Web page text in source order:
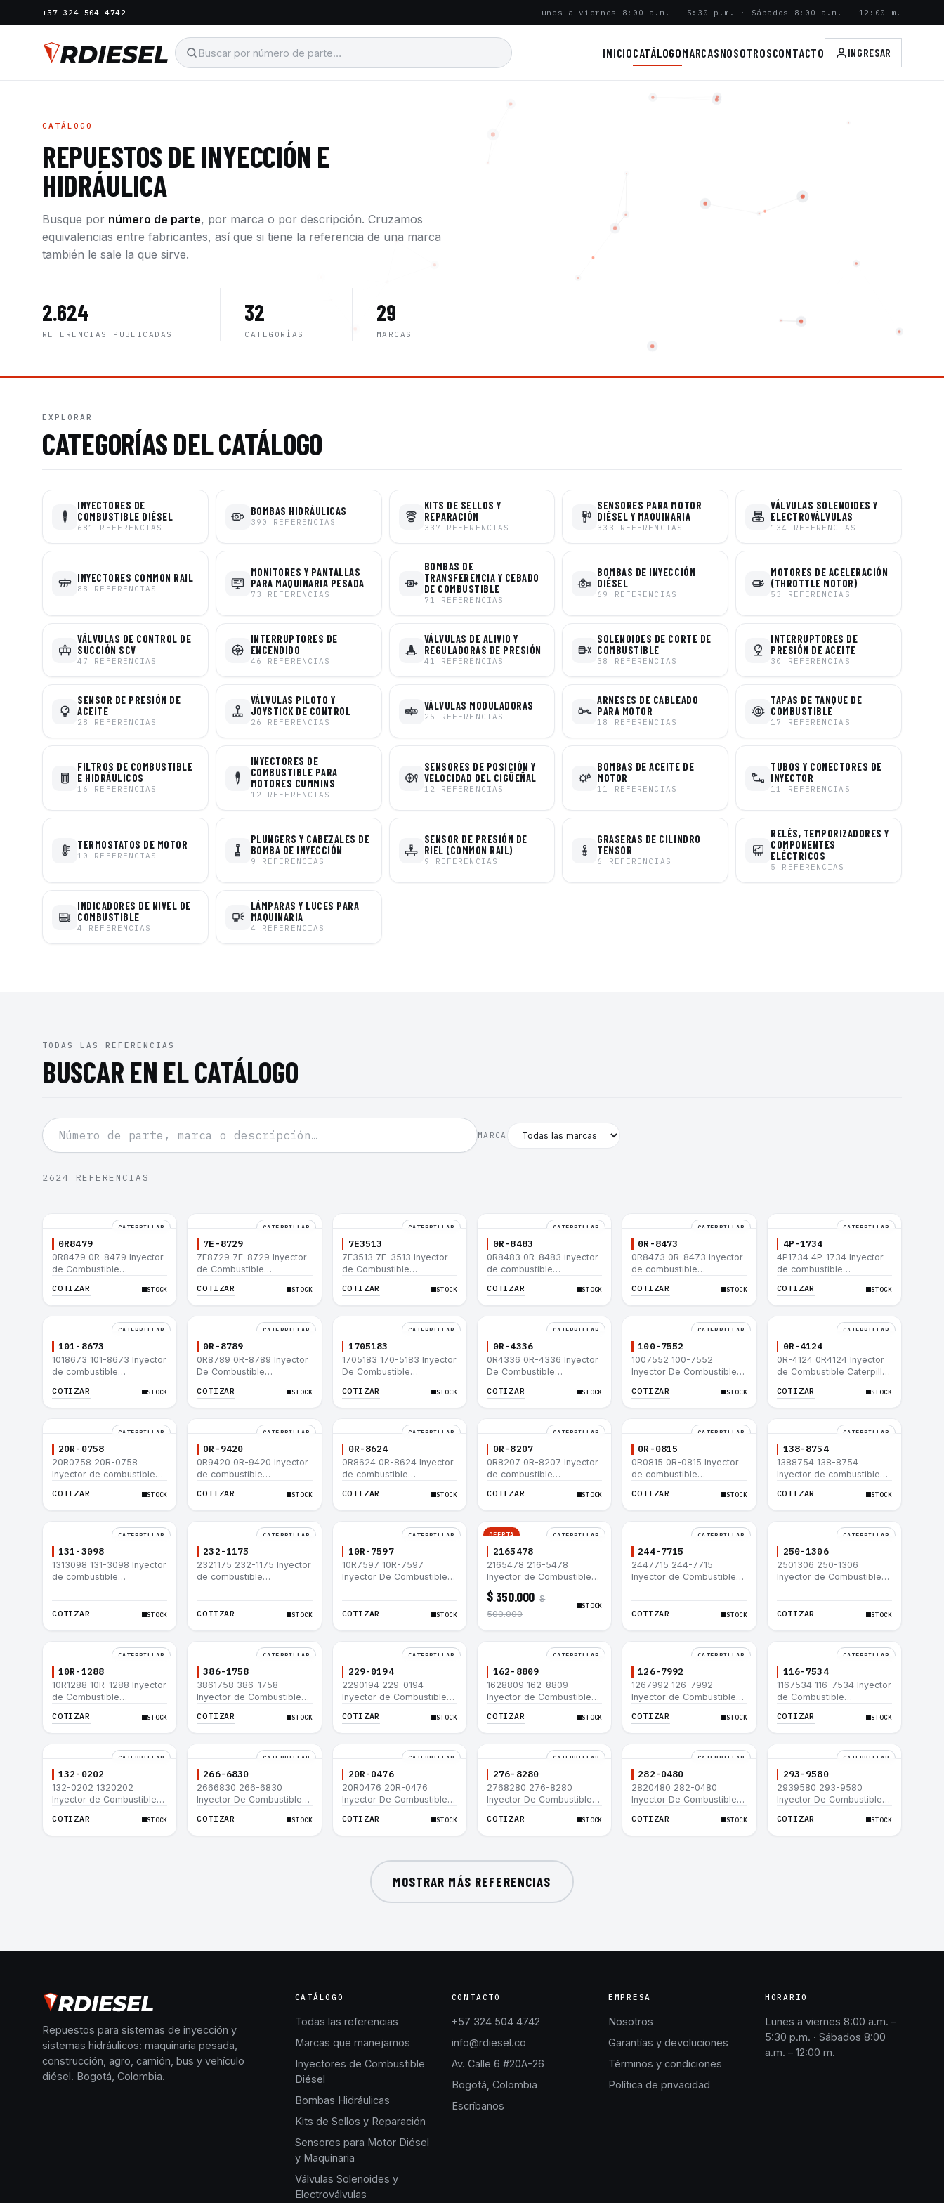
+57 324 504 4742 Lunes a viernes 8:00 a.m. – 5:30 p.m. · Sábados 8:00 a.m. – 12:00 m.
INICIOCATÁLOGOMARCASNOSOTROSCONTACTO INGRESAR
CATÁLOGO
REPUESTOS DE INYECCIÓN E
HIDRÁULICA
Busque por número de parte, por marca o por descripción. Cruzamos
equivalencias entre fabricantes, así que si tiene la referencia de una marca
también le sale la que sirve.
2.624
REFERENCIAS PUBLICADAS
32
CATEGORÍAS
29
MARCAS
EXPLORAR
CATEGORÍAS DEL CATÁLOGO
INYECTORES DE
COMBUSTIBLE DIÉSEL
681 REFERENCIAS
BOMBAS HIDRÁULICAS
390 REFERENCIAS
KITS DE SELLOS Y
REPARACIÓN
337 REFERENCIAS
SENSORES PARA MOTOR
DIÉSEL Y MAQUINARIA
333 REFERENCIAS
VÁLVULAS SOLENOIDES Y
ELECTROVÁLVULAS
134 REFERENCIAS
INYECTORES COMMON RAIL
88 REFERENCIAS
MONITORES Y PANTALLAS
PARA MAQUINARIA PESADA
73 REFERENCIAS
BOMBAS DE
TRANSFERENCIA Y CEBADO
DE COMBUSTIBLE
71 REFERENCIAS
BOMBAS DE INYECCIÓN
DIÉSEL
69 REFERENCIAS
MOTORES DE ACELERACIÓN
(THROTTLE MOTOR)
53 REFERENCIAS
VÁLVULAS DE CONTROL DE
SUCCIÓN SCV
47 REFERENCIAS
INTERRUPTORES DE
ENCENDIDO
46 REFERENCIAS
VÁLVULAS DE ALIVIO Y
REGULADORAS DE PRESIÓN
41 REFERENCIAS
SOLENOIDES DE CORTE DE
COMBUSTIBLE
38 REFERENCIAS
INTERRUPTORES DE
PRESIÓN DE ACEITE
30 REFERENCIAS
SENSOR DE PRESIÓN DE
ACEITE
28 REFERENCIAS
VÁLVULAS PILOTO Y
JOYSTICK DE CONTROL
26 REFERENCIAS
VÁLVULAS MODULADORAS
25 REFERENCIAS
ARNESES DE CABLEADO
PARA MOTOR
18 REFERENCIAS
TAPAS DE TANQUE DE
COMBUSTIBLE
17 REFERENCIAS
FILTROS DE COMBUSTIBLE
E HIDRÁULICOS
16 REFERENCIAS
INYECTORES DE
COMBUSTIBLE PARA
MOTORES CUMMINS
12 REFERENCIAS
SENSORES DE POSICIÓN Y
VELOCIDAD DEL CIGÜEÑAL
12 REFERENCIAS
BOMBAS DE ACEITE DE
MOTOR
11 REFERENCIAS
TUBOS Y CONECTORES DE
INYECTOR
11 REFERENCIAS
TERMOSTATOS DE MOTOR
10 REFERENCIAS
PLUNGERS Y CABEZALES DE
BOMBA DE INYECCIÓN
9 REFERENCIAS
SENSOR DE PRESIÓN DE
RIEL (COMMON RAIL)
9 REFERENCIAS
GRASERAS DE CILINDRO
TENSOR
6 REFERENCIAS
RELÉS, TEMPORIZADORES Y
COMPONENTES
ELÉCTRICOS
5 REFERENCIAS
INDICADORES DE NIVEL DE
COMBUSTIBLE
4 REFERENCIAS
LÁMPARAS Y LUCES PARA
MAQUINARIA
4 REFERENCIAS
TODAS LAS REFERENCIAS
BUSCAR EN EL CATÁLOGO
MARCA
2624 REFERENCIAS
CATERPILLAR
0R8479
0R8479 0R-8479 Inyector
de Combustible
IT12B IT14F IT14B 910E
COTIZAR STOCK
CATERPILLAR
7E-8729
7E8729 7E-8729 Inyector
de Combustible
IT12B IT14F IT14B 910E
COTIZAR STOCK
CATERPILLAR
7E3513
7E3513 7E-3513 Inyector
de Combustible
IT12B IT14F IT14B 910E
COTIZAR STOCK
CATERPILLAR
0R-8483
0R8483 0R-8483 inyector
de combustible
320-A N 320-A 320N
COTIZAR STOCK
CATERPILLAR
0R-8473
0R8473 0R-8473 Inyector
de combustible
3114 3116
COTIZAR STOCK
CATERPILLAR
4P-1734
4P1734 4P-1734 Inyector
de combustible
3114 3116
COTIZAR STOCK
CATERPILLAR
101-8673
1018673 101-8673 Inyector
de combustible
3114 3116
COTIZAR STOCK
CATERPILLAR
0R-8789
0R8789 0R-8789 Inyector
De Combustible
3406B 3406C RM-350B
COTIZAR STOCK
CATERPILLAR
1705183
1705183 170-5183 Inyector
De Combustible
330B 160H 12G 12H 140G
COTIZAR STOCK
CATERPILLAR
0R-4336
0R4336 0R-4336 Inyector
De Combustible
330B 160H 12G 12H 140G
COTIZAR STOCK
CATERPILLAR
100-7552
1007552 100-7552
Inyector De Combustible
330B 160H 12G 12H 140G
COTIZAR STOCK
CATERPILLAR
0R-4124
0R-4124 0R4124 Inyector
de Combustible Caterpillar
140H 12G 160H D6R D6H
COTIZAR STOCK
CATERPILLAR
20R-0758
20R0758 20R-0758
Inyector de combustible
775D D9R D10R 657E 631E
COTIZAR STOCK
CATERPILLAR
0R-9420
0R9420 0R-9420 Inyector
de combustible
775D D9R D10R 657E 631E
COTIZAR STOCK
CATERPILLAR
0R-8624
0R8624 0R-8624 Inyector
de combustible
775D D9R D10R 657E 631E
COTIZAR STOCK
CATERPILLAR
0R-8207
0R8207 0R-8207 Inyector
de combustible
775D D9R D10R 657E 631E
COTIZAR STOCK
CATERPILLAR
0R-0815
0R0815 0R-0815 Inyector
de combustible
775D D9R D10R 657E 631E
COTIZAR STOCK
CATERPILLAR
138-8754
1388754 138-8754
Inyector de combustible
775D D9R D10R 657E 631E
COTIZAR STOCK
CATERPILLAR
131-3098
1313098 131-3098 Inyector
de combustible
988F II
COTIZAR STOCK
CATERPILLAR
232-1175
2321175 232-1175 Inyector
de combustible
988F II
COTIZAR STOCK
CATERPILLAR
10R-7597
10R7597 10R-7597
Inyector De Combustible
L
COTIZAR STOCK
OFERTA CATERPILLAR
2165478
2165478 216-5478
Inyector de Combustible
para motor Caterpillar
3044C minicargador 236B
246B Bulldozer D3G D4G
$ 350.000 $
500.000
STOCK
CATERPILLAR
244-7715
2447715 244-7715
Inyector de Combustible
COTIZAR
STOCK
CATERPILLAR
250-1306
2501306 250-1306
Inyector de Combustible
992G
COTIZAR STOCK
CATERPILLAR
10R-1288
10R1288 10R-1288 Inyector
de Combustible
3512B 3516B 3516C 854G
COTIZAR STOCK
CATERPILLAR
386-1758
3861758 386-1758
Inyector de Combustible
3512B 3516B 3516C 854G
COTIZAR STOCK
CATERPILLAR
229-0194
2290194 229-0194
Inyector de Combustible
3512B 3516B 3516C 854G
COTIZAR STOCK
CATERPILLAR
162-8809
1628809 162-8809
Inyector de Combustible
3512B 3516B 3516C 854G
COTIZAR STOCK
CATERPILLAR
126-7992
1267992 126-7992
Inyector de Combustible
3512B 3516B 3516C 854G
COTIZAR STOCK
CATERPILLAR
116-7534
1167534 116-7534 Inyector
de Combustible
3512B 3516B 3516C 854G
COTIZAR STOCK
CATERPILLAR
132-0202
132-0202 1320202
Inyector de Combustible
3512B 3516B 3516C 854G
COTIZAR STOCK
CATERPILLAR
266-6830
2666830 266-6830
Inyector De Combustible
3054C 416D 422E
COTIZAR STOCK
CATERPILLAR
20R-0476
20R0476 20R-0476
Inyector De Combustible
3054C 416D 422E
COTIZAR STOCK
CATERPILLAR
276-8280
2768280 276-8280
Inyector De Combustible
953D
COTIZAR STOCK
CATERPILLAR
282-0480
2820480 282-0480
Inyector De Combustible
953D
COTIZAR STOCK
CATERPILLAR
293-9580
2939580 293-9580
Inyector De Combustible
953D
COTIZAR STOCK
MOSTRAR MÁS REFERENCIAS
Repuestos para sistemas de inyección y
sistemas hidráulicos: maquinaria pesada,
construcción, agro, camión, bus y vehículo
diésel. Bogotá, Colombia.
CATÁLOGO
Todas las referencias
Marcas que manejamos
Inyectores de Combustible
Diésel
Bombas Hidráulicas
Kits de Sellos y Reparación
Sensores para Motor Diésel
y Maquinaria
Válvulas Solenoides y
Electroválvulas
CONTACTO
+57 324 504 4742
info@rdiesel.co
Av. Calle 6 #20A-26
Bogotá, Colombia
Escríbanos
EMPRESA
Nosotros
Garantías y devoluciones
Términos y condiciones
Política de privacidad
HORARIO
Lunes a viernes 8:00 a.m. –
5:30 p.m. · Sábados 8:00
a.m. – 12:00 m.